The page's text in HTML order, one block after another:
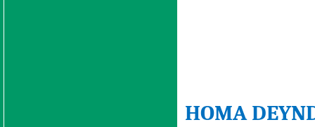
HOMA